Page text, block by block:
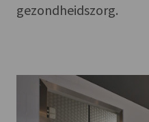
gezondheidszorg.